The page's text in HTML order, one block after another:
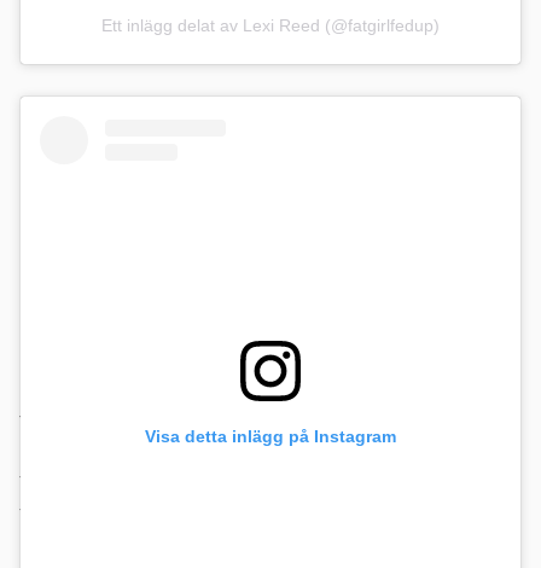
Ett inlägg delat av Lexi Reed (@fatgirlfedup)
imponerande 107 kilo!
Visa detta inlägg på Instagram
Vägen till framgång
Vad var deras hemlighet till denna dramatiska
viktnedgång på så kort tid? Enligt Lexi fanns